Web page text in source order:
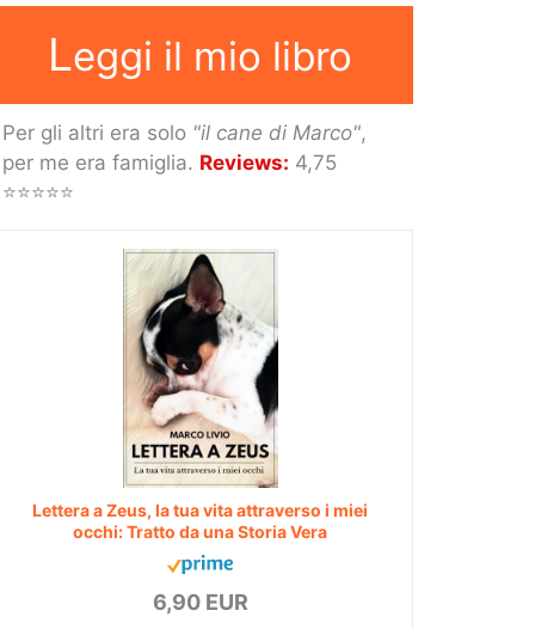
Leggi il mio libro
Per gli altri era solo "il cane di Marco",
per me era famiglia. Reviews: 4,75
⭐⭐⭐⭐⭐
Lettera a Zeus, la tua vita attraverso i miei
occhi: Tratto da una Storia Vera
6,90 EUR